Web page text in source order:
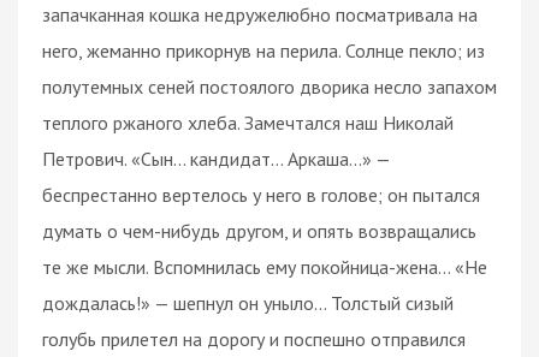
запачканная кошка недружелюбно посматривала на
него, жеманно прикорнув на перила. Солнце пекло; из
полутемных сеней постоялого дворика несло запахом
теплого ржаного хлеба. Замечтался наш Николай
Петрович. «Сын... кандидат... Аркаша...» —
беспрестанно вертелось у него в голове; он пытался
думать о чем-нибудь другом, и опять возвращались
те же мысли. Вспомнилась ему покойница-жена... «Не
дождалась!» — шепнул он уныло... Толстый сизый
голубь прилетел на дорогу и поспешно отправился